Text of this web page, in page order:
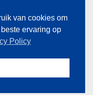
van cookies om
ervaring op
Policy